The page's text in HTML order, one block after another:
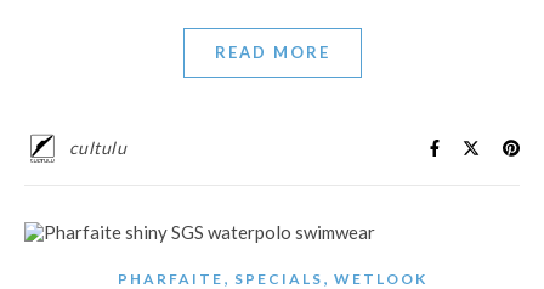
READ MORE
cultulu
PHARFAITE , SPECIALS , WETLOOK